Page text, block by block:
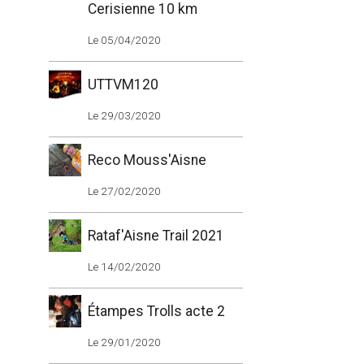
Cerisienne 10 km
Le 05/04/2020
UTTVM120
Le 29/03/2020
Reco Mouss'Aisne
Le 27/02/2020
Rataf'Aisne Trail 2021
Le 14/02/2020
Étampes Trolls acte 2
Le 29/01/2020